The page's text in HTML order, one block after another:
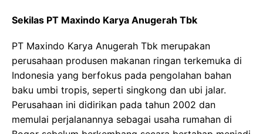
Sekilas PT Maxindo Karya Anugerah Tbk
PT Maxindo Karya Anugerah Tbk merupakan
perusahaan produsen makanan ringan terkemuka di
Indonesia yang berfokus pada pengolahan bahan
baku umbi tropis, seperti singkong dan ubi jalar.
Perusahaan ini didirikan pada tahun 2002 dan
memulai perjalanannya sebagai usaha rumahan di